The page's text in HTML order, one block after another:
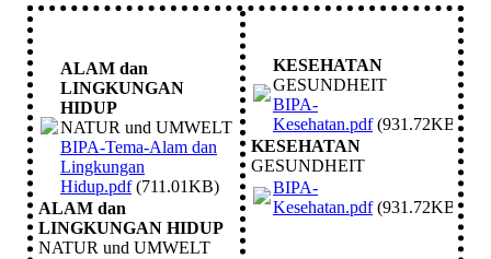
ALAM dan
LINGKUNGAN
HIDUP
NATUR und UMWELT
BIPA-Tema-Alam dan
Lingkungan
Hidup.pdf(711.01KB)
ALAM dan
LINGKUNGAN HIDUP
NATUR und UMWELT
KESEHATAN
GESUNDHEIT
BIPA-
Kesehatan.pdf(931.72KB)
KESEHATAN
GESUNDHEIT
BIPA-
Kesehatan.pdf(931.72KB)